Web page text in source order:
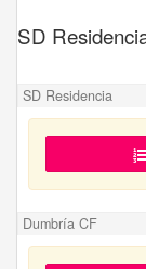
SD Residencia
Dumbría CF